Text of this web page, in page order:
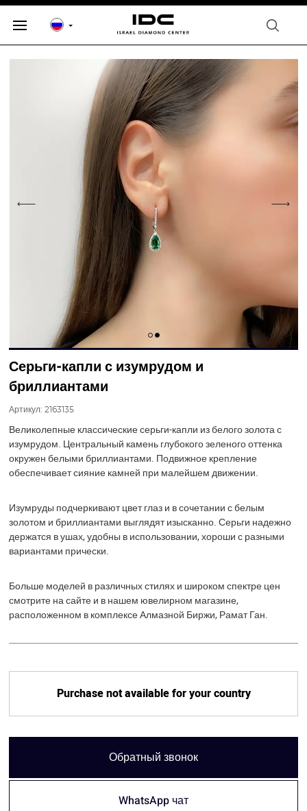
Серьги-капли с изумрудом и
бриллиантами
Артикул:2163135
Великолепные классические серьги-капли из белого золота с
изумрудом. Центральный камень глубокого зеленого оттенка
окружен белыми бриллиантами. Подвижное крепление
обеспечивает сияние камней при малейшем движении.
Изумруды подчеркивают цвет глаз и в сочетании с белым
золотом и бриллиантами выглядят изысканно. Серьги надежно
держатся в ушах, удобны в использовании, хороши с разными
вариантами прически.
Больше моделей в различных стилях и широком спектре цен
смотрите на сайте и в нашем ювелирном магазине,
расположенном в комплексе Алмазной Биржи, Рамат Ган.
Purchase not available for your country
Обратный звонок
WhatsApp чат